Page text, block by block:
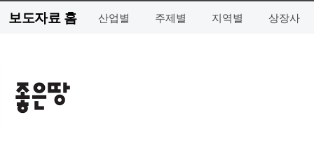
보도자료 홈 산업별 주제별 지역별 상장사